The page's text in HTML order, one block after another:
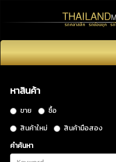
THAILAND
รถคลาสสิค รถย้อนยุค ร
หาสินค้า
ขาย
ซื้อ
สินค้าใหม่
สินค้ามือสอง
คำค้นหา